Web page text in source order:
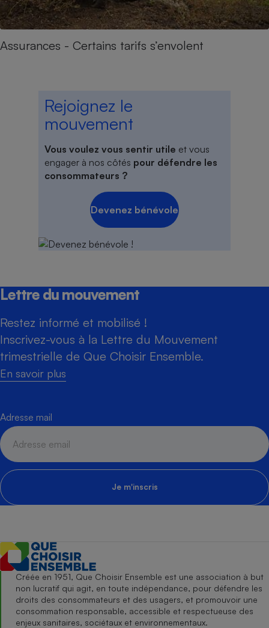
Assurances - Certains tarifs s’envolent
Rejoignez le
mouvement
Vous voulez vous sentir utile et vous
engager à nos côtés pour défendre les
consommateurs ?
Devenez bénévole
Lettre du mouvement
Restez informé et mobilisé !
Inscrivez-vous à la Lettre du Mouvement
trimestrielle de Que Choisir Ensemble.
En savoir plus
Adresse mail
Je m'inscris
Créée en 1951, Que Choisir Ensemble est une association à but
non lucratif qui agit, en toute indépendance, pour défendre les
droits des consommateurs et des usagers, et promouvoir une
consommation responsable, accessible et respectueuse des
enjeux sanitaires, sociétaux et environnementaux.